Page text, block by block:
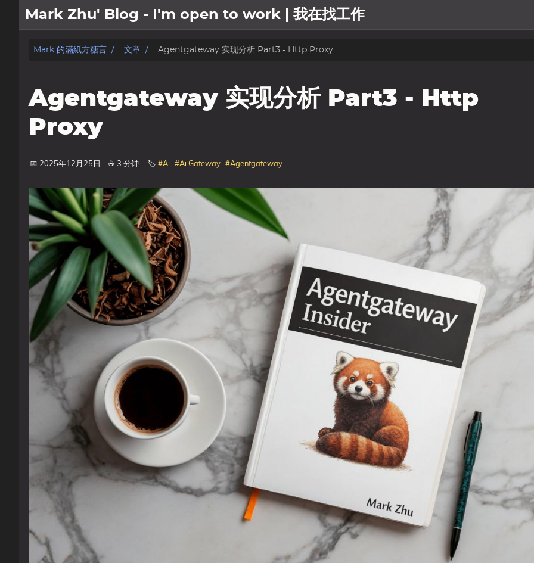
Mark Zhu' Blog - I'm open to work | 我在找工作
關於我
日記
标签
分类
系列
Mark 的滿紙方糖言 文章 Agentgateway 实现分析 Part3 - Http Proxy
Agentgateway 实现分析 Part3 - Http
Proxy
📅 2025年12月25日 · ☕ 3 分钟 🏷️ #Ai #Ai Gateway #Agentgateway